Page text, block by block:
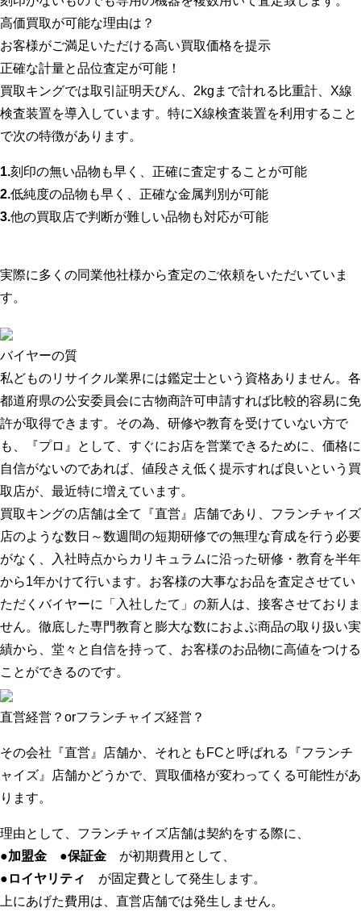
高価買取が可能な理由は？
お客様がご満足いただける高い買取価格を提示
正確な計量と品位査定が可能！
買取キングでは取引証明天びん、2kgまで計れる比重計、X線
検査装置を導入しています。特にX線検査装置を利用すること
で次の特徴があります。
1.刻印の無い品物も早く、正確に査定することが可能
2.低純度の品物も早く、正確な金属判別が可能
3.他の買取店で判断が難しい品物も対応が可能
実際に多くの同業他社様から査定のご依頼をいただいていま
す。
バイヤーの質
私どものリサイクル業界には鑑定士という資格ありません。各
都道府県の公安委員会に古物商許可申請すれば比較的容易に免
許が取得できます。その為、研修や教育を受けていない方で
も、『プロ』として、すぐにお店を営業できるために、価格に
自信がないのであれば、値段さえ低く提示すれば良いという買
取店が、最近特に増えています。
買取キングの店舗は全て『直営』店舗であり、フランチャイズ
店のような数日～数週間の短期研修での無理な育成を行う必要
がなく、入社時点からカリキュラムに沿った研修・教育を半年
から1年かけて行います。お客様の大事なお品を査定させてい
ただくバイヤーに「入社したて」の新人は、接客させておりま
せん。徹底した専門教育と膨大な数におよぶ商品の取り扱い実
績から、堂々と自信を持って、お客様のお品物に高値をつける
ことができるのです。
直営経営？orフランチャイズ経営？
その会社『直営』店舗か、それともFCと呼ばれる『フランチ
ャイズ』店舗かどうかで、買取価格が変わってくる可能性があ
ります。
理由として、フランチャイズ店舗は契約をする際に、
●加盟金
●保証金 が初期費用として、
●ロイヤリティ
が固定費として発生します。
上にあげた費用は、直営店舗では発生しません。